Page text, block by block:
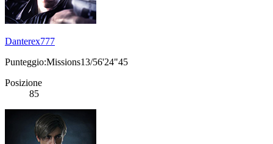
Danterex777
Punteggio:Missions13/56'24"45
Posizione
85